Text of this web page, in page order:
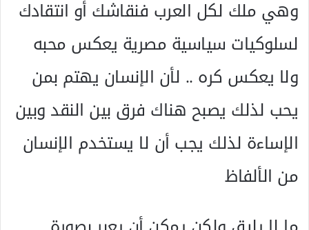
وهي ملك لكل العرب فنقاشك أو انتقادك
لسلوكيات سياسية مصرية يعكس محبه
ولا يعكس كره .. لأن الإنسان يهتم بمن
يحب لذلك يصبح هناك فرق بين النقد وبين
الإساءة لذلك يجب أن لا يستخدم الإنسان
من الألفاظ